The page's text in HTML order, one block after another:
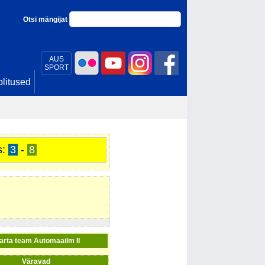
AUS
SPORT
Otsi mängijat
3 - 8
team Automaailm II
Väravad